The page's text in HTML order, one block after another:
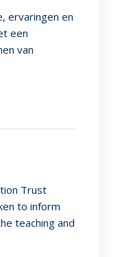
ervaringen en
een
van
Trust
to inform
teaching and